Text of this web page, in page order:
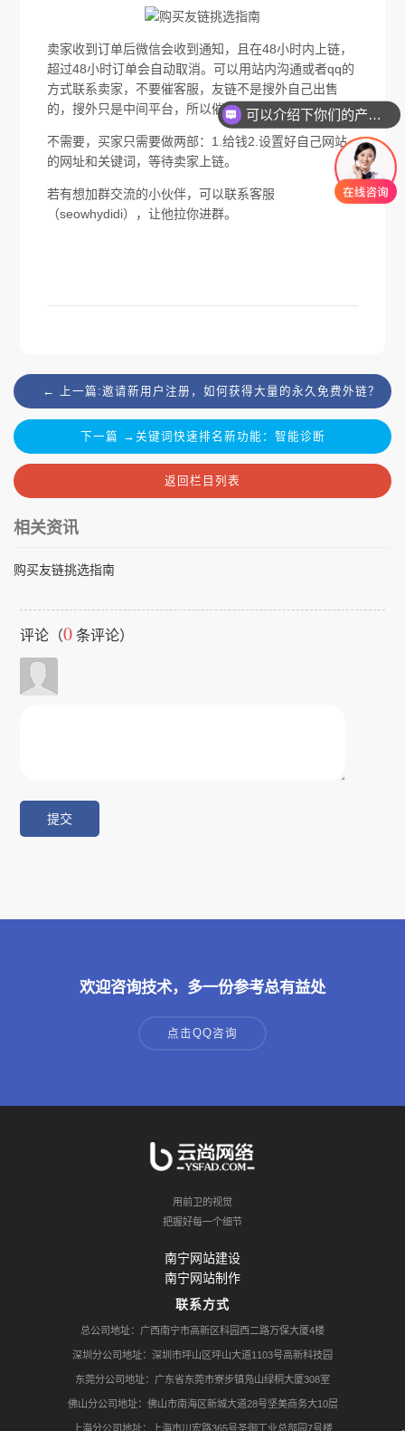
卖家收到订单后微信会收到通知，且在48小时内上链，
超过48小时订单会自动取消。可以用站内沟通或者qq的
方式联系卖家，不要催客服，友链不是搜外自己出售
的，搜外只是中间平台，所以催了也没用。
不需要，买家只需要做两部：1.给钱2.设置好自己网站
的网址和关键词，等待卖家上链。
若有想加群交流的小伙伴，可以联系客服
（seowhydidi），让他拉你进群。
← 上一篇:邀请新用户注册，如何获得大量的永久免费外链？
下一篇 →关键词快速排名新功能：智能诊断
返回栏目列表
相关资讯
购买友链挑选指南
评论（0 条评论）
欢迎咨询技术，多一份参考总有益处
点击QQ咨询
用前卫的视觉
把握好每一个细节
南宁网站建设
南宁网站制作
联系方式
总公司地址：广西南宁市高新区科园西二路万保大厦4楼
深圳分公司地址：深圳市坪山区坪山大道1103号高新科技园
东莞分公司地址：广东省东莞市寮步镇凫山绿桐大厦308室
佛山分公司地址：佛山市南海区新城大道28号坚美商务大10层
上海分公司地址：上海市川宏路365号圣御工业总部园7号楼
可以介绍下你们的产品么